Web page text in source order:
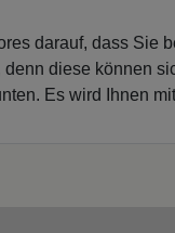
darauf, dass Sie
diese können
Es wird Ihnen